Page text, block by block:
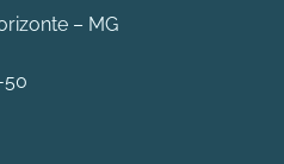
– MG
50